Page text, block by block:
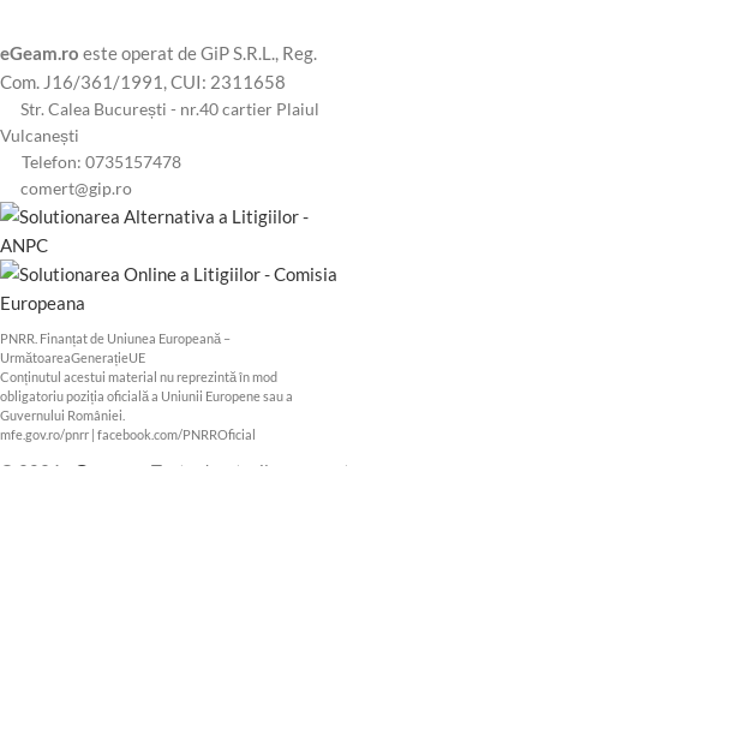
eGeam.ro este operat de GiP S.R.L., Reg.
Com. J16/361/1991, CUI: 2311658
Str. Calea București - nr.40 cartier Plaiul
Vulcanești
Telefon: 0735157478
comert@gip.ro
PNRR. Finanțat de Uniunea Europeană –
UrmătoareaGenerațieUE
Conținutul acestui material nu reprezintă în mod
obligatoriu poziția oficială a Uniunii Europene sau a
Guvernului României.
mfe.gov.ro/pnrr | facebook.com/PNRROficial
© 2026 eGeam.ro . Toate drepturile rezervate.